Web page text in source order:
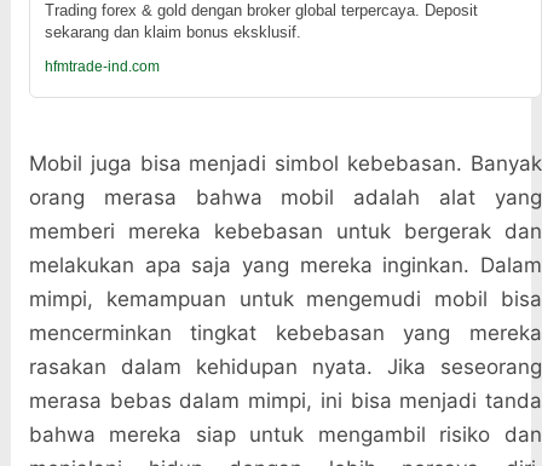
Trading forex & gold dengan broker global terpercaya. Deposit
sekarang dan klaim bonus eksklusif.
hfmtrade-ind.com
Mobil juga bisa menjadi simbol kebebasan. Banyak
orang merasa bahwa mobil adalah alat yang
memberi mereka kebebasan untuk bergerak dan
melakukan apa saja yang mereka inginkan. Dalam
mimpi, kemampuan untuk mengemudi mobil bisa
mencerminkan tingkat kebebasan yang mereka
rasakan dalam kehidupan nyata. Jika seseorang
merasa bebas dalam mimpi, ini bisa menjadi tanda
bahwa mereka siap untuk mengambil risiko dan